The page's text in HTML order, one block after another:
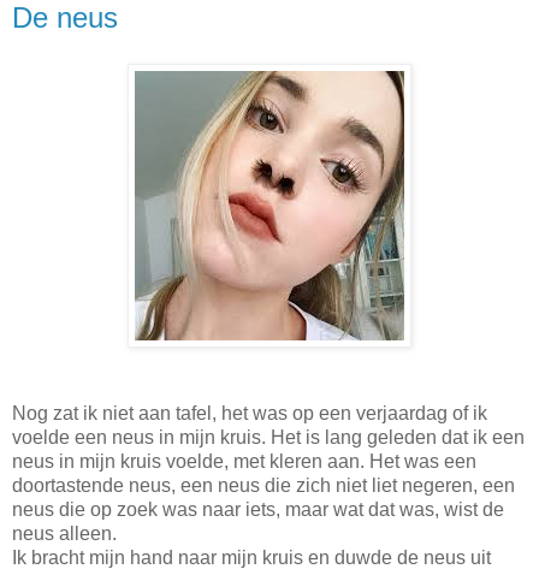
De neus
Nog zat ik niet aan tafel, het was op een verjaardag of ik
voelde een neus in mijn kruis. Het is lang geleden dat ik een
neus in mijn kruis voelde, met kleren aan. Het was een
doortastende neus, een neus die zich niet liet negeren, een
neus die op zoek was naar iets, maar wat dat was, wist de
neus alleen.
Ik bracht mijn hand naar mijn kruis en duwde de neus uit